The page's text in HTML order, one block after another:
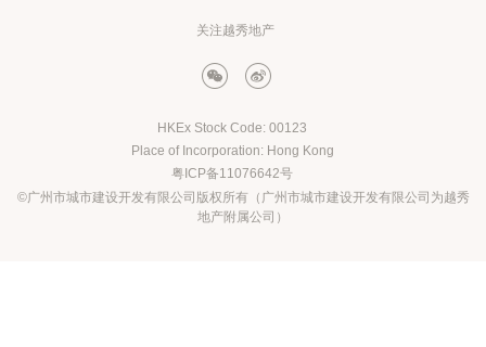
关注越秀地产
HKEx Stock Code: 00123
Place of Incorporation: Hong Kong
粤ICP备11076642号
©广州市城市建设开发有限公司版权所有（广州市城市建设开发有限公司为越秀
地产附属公司）